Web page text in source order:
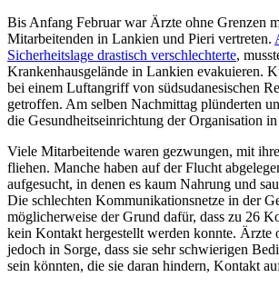
Bis Anfang Februar war Ärzte ohne Grenzen
Mitarbeitenden in Lankien und Pieri vertreten.
Sicherheitslage drastisch verschlechterte,
Krankenhausgelände in Lankien evakuieren.
bei einem Luftangriff von südsudanesischen
getroffen. Am selben Nachmittag plünderten
die Gesundheitseinrichtung der Organisation
Viele Mitarbeitende waren gezwungen, mit
fliehen. Manche haben auf der Flucht
aufgesucht, in denen es kaum Nahrung und
Die schlechten Kommunikationsnetze in der
möglicherweise der Grund dafür, dass zu 26
kein Kontakt hergestellt werden konnte. Ärzte
jedoch in Sorge, dass sie sehr schwierigen
sein könnten, die sie daran hindern, Kontakt